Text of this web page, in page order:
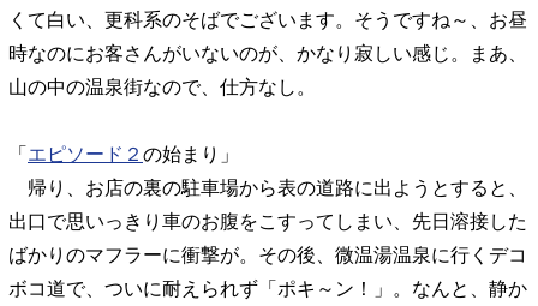
くて白い、更科系のそばでございます。そうですね～、お昼
時なのにお客さんがいないのが、かなり寂しい感じ。まあ、
山の中の温泉街なので、仕方なし。
「エピソード２の始まり」
帰り、お店の裏の駐車場から表の道路に出ようとすると、
出口で思いっきり車のお腹をこすってしまい、先日溶接した
ばかりのマフラーに衝撃が。その後、微温湯温泉に行くデコ
ボコ道で、ついに耐えられず「ポキ～ン！」。なんと、静か